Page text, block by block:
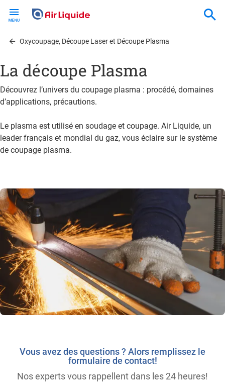
contentOxycoupage, Découpe Laser et Découpe Plasma
La découpe Plasma
Découvrez l’univers du coupage plasma : procédé, domaines
d’applications, précautions.
Le plasma est utilisé en soudage et coupage. Air Liquide, un
leader français et mondial du gaz, vous éclaire sur le système
de coupage plasma.
Vous avez des questions ? Alors remplissez le
formulaire de contact!
Nos experts vous rappellent dans les 24 heures!